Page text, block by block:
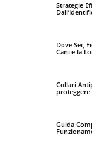
Strategie
Dove Sei,
Cani e la
Collari
Guida